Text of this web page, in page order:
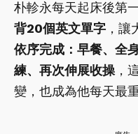
朴軫永每天起床後第
背20個英文單字 ，讓
依序完成：早餐、全
練、再次伸展收操 ，
變，也成為他每天最